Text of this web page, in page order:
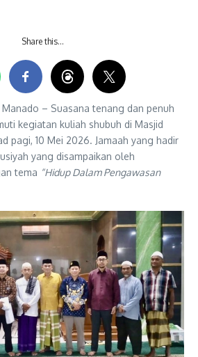
Share this…
Manado – Suasana tenang dan penuh
kegiatan kuliah shubuh di Masjid
pagi, 10 Mei 2026. Jamaah yang hadir
yang disampaikan oleh
tema “Hidup Dalam Pengawasan